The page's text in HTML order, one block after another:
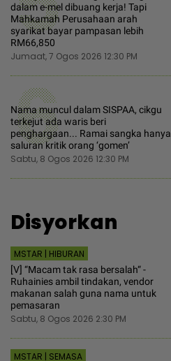
dalam e-mel dibuang kerja! Tapi
Mahkamah Perusahaan arah
syarikat bayar pampasan lebih
RM66,850
Jumaat, 7 Ogos 2026 12:30 PM
6
Nama muncul dalam SISPAA, cikgu
terkejut ada waris beri
penghargaan... Ramai sangka hanya
saluran kritik orang ‘gomen’
Sabtu, 8 Ogos 2026 12:30 PM
Disyorkan
MSTAR | HIBURAN
[V] “Macam tak rasa bersalah“ -
Ruhainies ambil tindakan, vendor
makanan salah guna nama untuk
pemasaran
Sabtu, 8 Ogos 2026 2:30 PM
MSTAR | SEMASA